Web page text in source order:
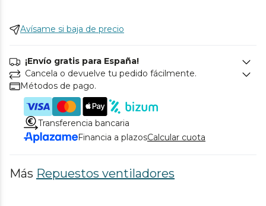
Avísame si baja de precio
¡Envío gratis para España!
Cancela o devuelve tu pedido fácilmente.
Métodos de pago.
Transferencia bancaria
Financia a plazosCalcular cuota
Más Repuestos ventiladores